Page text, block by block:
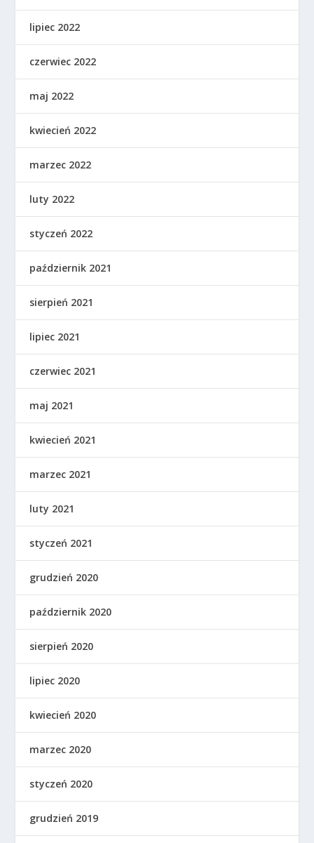
lipiec 2022
czerwiec 2022
maj 2022
kwiecień 2022
marzec 2022
luty 2022
styczeń 2022
październik 2021
sierpień 2021
lipiec 2021
czerwiec 2021
maj 2021
kwiecień 2021
marzec 2021
luty 2021
styczeń 2021
grudzień 2020
październik 2020
sierpień 2020
lipiec 2020
kwiecień 2020
marzec 2020
styczeń 2020
grudzień 2019